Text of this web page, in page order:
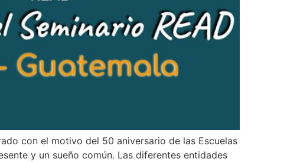
con el motivo del 50 aniversario de las Escuelas
y un sueño común. Las diferentes entidades